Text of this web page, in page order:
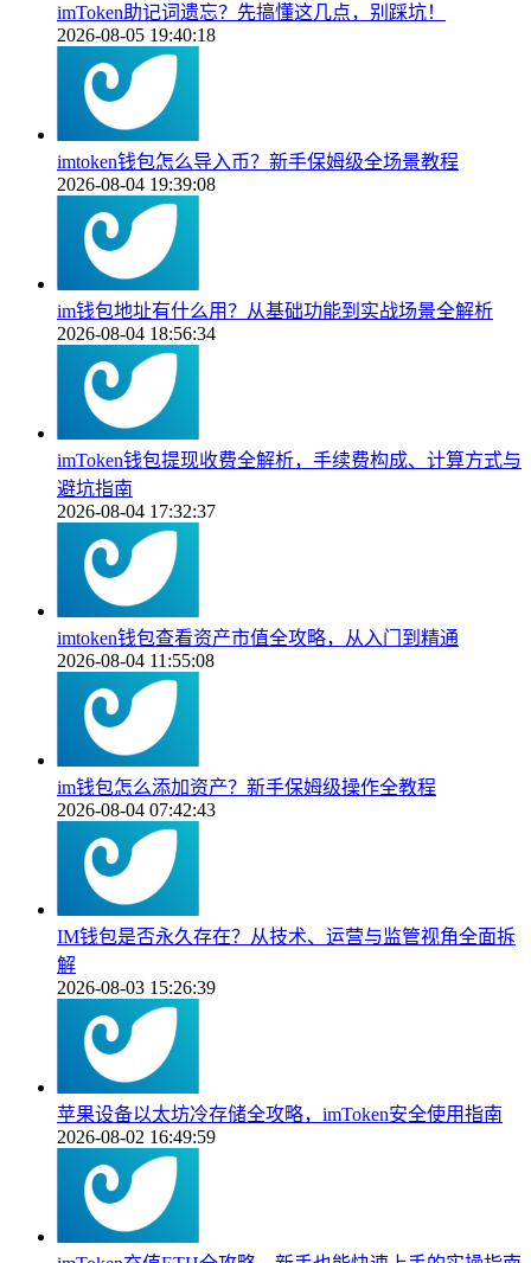
imToken助记词遗忘？先搞懂这几点，别踩坑！
2026-08-05 19:40:18
imtoken钱包怎么导入币？新手保姆级全场景教程
2026-08-04 19:39:08
im钱包地址有什么用？从基础功能到实战场景全解析
2026-08-04 18:56:34
imToken钱包提现收费全解析，手续费构成、计算方式与
避坑指南
2026-08-04 17:32:37
imtoken钱包查看资产市值全攻略，从入门到精通
2026-08-04 11:55:08
im钱包怎么添加资产？新手保姆级操作全教程
2026-08-04 07:42:43
IM钱包是否永久存在？从技术、运营与监管视角全面拆
解
2026-08-03 15:26:39
苹果设备以太坊冷存储全攻略，imToken安全使用指南
2026-08-02 16:49:59